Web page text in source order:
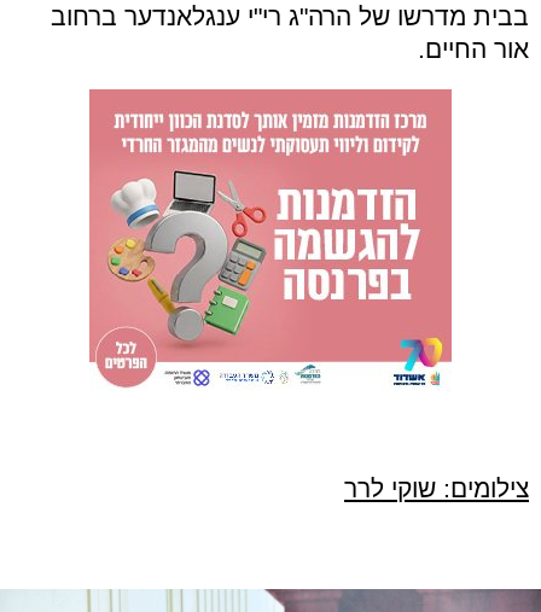
בבית מדרשו של הרה"ג רי"י ענגלאנדער ברחוב
אור החיים.
צילומים: שוקי לרר